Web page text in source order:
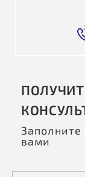
вами